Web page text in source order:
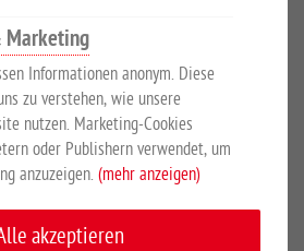
verwendbar
und Schrauben
DIN EN ISO 1461
RAL 7016 Anthrazit
Informationen anonym. Diese
zu verstehen, wie unsere
nutzen. Marketing-Cookies
oder Publishern verwendet, um
anzuzeigen. (mehr anzeigen)
akzeptieren